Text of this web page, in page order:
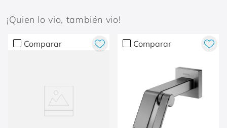
¡Quien lo vio, también vio!
Comparar Comparar